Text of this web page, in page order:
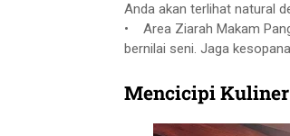
Anda akan terlihat natural
• Area Ziarah Makam
bernilai seni. Jaga
Mencicipi Kuliner